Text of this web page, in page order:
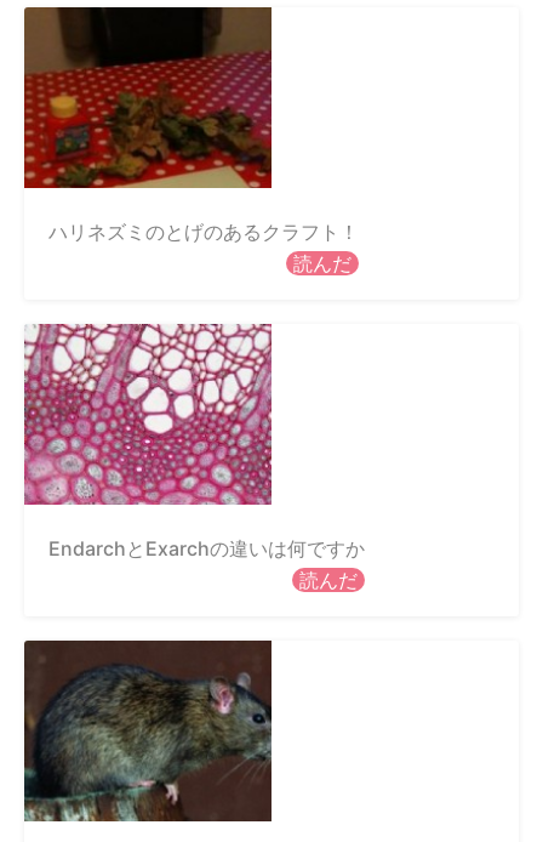
ハリネズミのとげのあるクラフト！
読んだ
EndarchとExarchの違いは何ですか
読んだ